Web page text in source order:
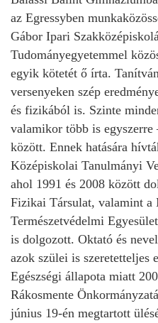
az Egressyben
Gábor Ipari
Tudományegyetemmel
egyik kötetét ő írta.
versenyeken szép
és fizikából is. Szinte
valamikor több is egyszerre
között. Ennek hatására
Középiskolai Tanulmányi
ahol 1991 és 2008 között
Fizikai Társulat, valamint a
Természetvédelmi
is dolgozott. Oktató és
azok szülei is szeretetteljes
Egészségi állapota miatt
Rákosmente
június 19-én megtartott